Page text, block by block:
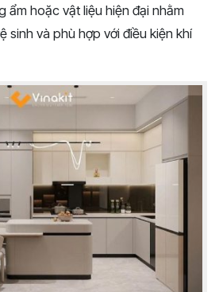
hoặc vật liệu hiện đại nhằm
sinh và phù hợp với điều kiện khí